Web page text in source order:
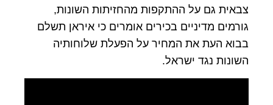
צבאית גם על ההתקפות מהחזיתות השונות,
גורמים מדיניים בכירים אומרים כי איראן תשלם
בבוא העת את המחיר על הפעלת שלוחותיה
השונות נגד ישראל.